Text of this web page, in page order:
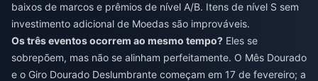
baixos de marcos e prêmios de nível A/B. Itens de nível S sem
investimento adicional de Moedas são improváveis.
Os três eventos ocorrem ao mesmo tempo? Eles se
sobrepõem, mas não se alinham perfeitamente. O Mês Dourado
e o Giro Dourado Deslumbrante começam em 17 de fevereiro; a